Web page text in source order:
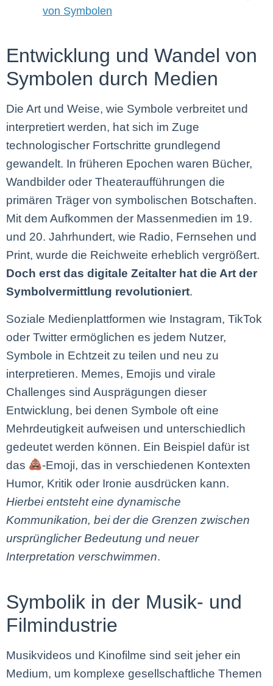
von Symbolen
Entwicklung und Wandel von
Symbolen durch Medien
Die Art und Weise, wie Symbole verbreitet und
interpretiert werden, hat sich im Zuge
technologischer Fortschritte grundlegend
gewandelt. In früheren Epochen waren Bücher,
Wandbilder oder Theateraufführungen die
primären Träger von symbolischen Botschaften.
Mit dem Aufkommen der Massenmedien im 19.
und 20. Jahrhundert, wie Radio, Fernsehen und
Print, wurde die Reichweite erheblich vergrößert.
Doch erst das digitale Zeitalter hat die Art der
Symbolvermittlung revolutioniert.
Soziale Medienplattformen wie Instagram, TikTok
oder Twitter ermöglichen es jedem Nutzer,
Symbole in Echtzeit zu teilen und neu zu
interpretieren. Memes, Emojis und virale
Challenges sind Ausprägungen dieser
Entwicklung, bei denen Symbole oft eine
Mehrdeutigkeit aufweisen und unterschiedlich
gedeutet werden können. Ein Beispiel dafür ist
das
-Emoji, das in verschiedenen Kontexten
Humor, Kritik oder Ironie ausdrücken kann.
Hierbei entsteht eine dynamische
Kommunikation, bei der die Grenzen zwischen
ursprünglicher Bedeutung und neuer
Interpretation verschwimmen.
Symbolik in der Musik- und
Filmindustrie
Musikvideos und Kinofilme sind seit jeher ein
Medium, um komplexe gesellschaftliche Themen